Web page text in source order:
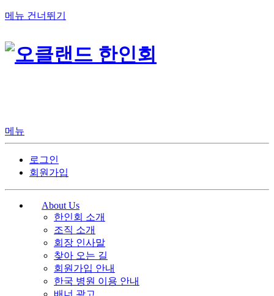
메뉴 건너뛰기
메뉴
로그인
회원가입
About Us
한인회 소개
조직 소개
회장 인사말
찾아 오는 길
회원가입 안내
한국 병원 이용 안내
배너 광고